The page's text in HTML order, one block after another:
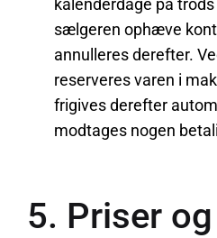
kalenderdage på
sælgeren ophæve
annulleres derefter.
reserveres varen i
frigives derefter
modtages nogen
5. Priser og